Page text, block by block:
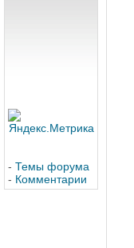
- Темы форума
- Комментарии